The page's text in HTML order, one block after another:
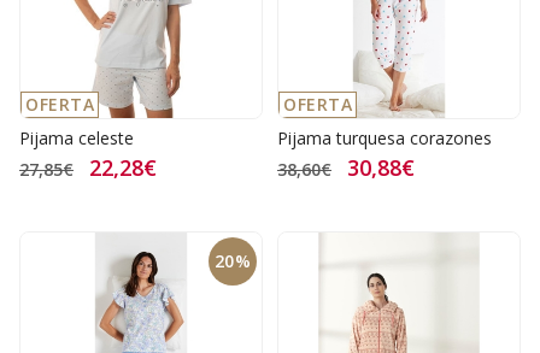
OFERTA
Pijama celeste
27,85€
22,28€
OFERTA
Pijama turquesa corazones
38,60€
30,88€
20%